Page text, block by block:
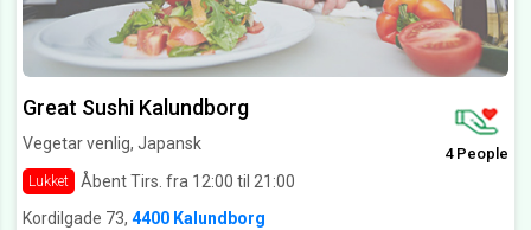
Great Sushi Kalundborg
Vegetar venlig, Japansk
Lukket Åbent Tirs. fra 12:00 til 21:00
4 People
Kordilgade 73, 4400 Kalundborg